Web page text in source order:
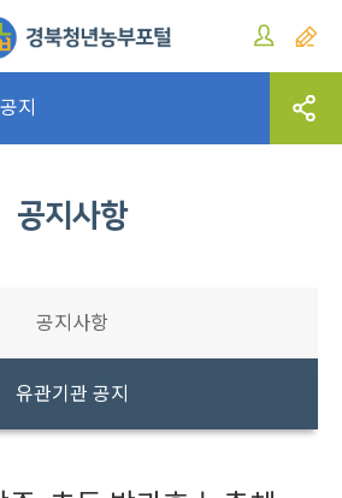
지
공지사항
공지사항
유관기관 공지